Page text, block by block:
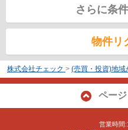
さらに条
物件リ
株式会社チェック > (売買・投資)地域
ペー
営業時間